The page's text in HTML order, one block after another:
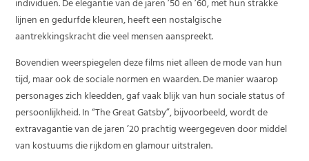
individuen. De elegantie van de jaren ’50 en ’60, met hun strakke
lijnen en gedurfde kleuren, heeft een nostalgische
aantrekkingskracht die veel mensen aanspreekt.
Bovendien weerspiegelen deze films niet alleen de mode van hun
tijd, maar ook de sociale normen en waarden. De manier waarop
personages zich kleedden, gaf vaak blijk van hun sociale status of
persoonlijkheid. In “The Great Gatsby”, bijvoorbeeld, wordt de
extravagantie van de jaren ’20 prachtig weergegeven door middel
van kostuums die rijkdom en glamour uitstralen.